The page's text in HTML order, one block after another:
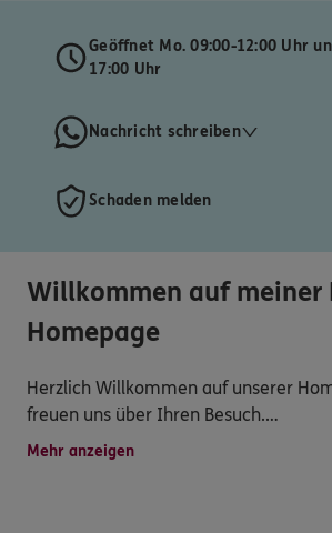
Geöffnet Mo. 09:00-12:00 Uhr
17:00 Uhr
Nachricht schreiben
Schaden melden
Willkommen auf meiner
Homepage
Herzlich Willkommen auf unserer
freuen uns über Ihren Besuch.
Mehr anzeigen